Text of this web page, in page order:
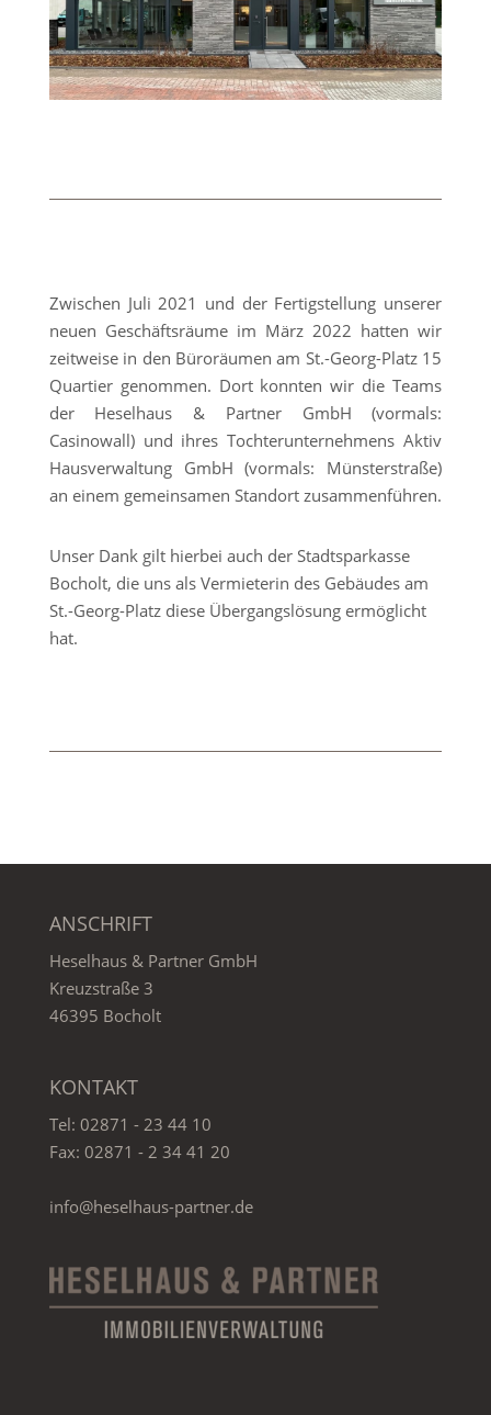
Zwischen Juli 2021 und der Fertigstellung unserer
neuen Geschäftsräume im März 2022 hatten wir
zeitweise in den Büroräumen am St.-Georg-Platz 15
Quartier genommen. Dort konnten wir die Teams
der Heselhaus & Partner GmbH (vormals:
Casinowall) und ihres Tochterunternehmens Aktiv
Hausverwaltung GmbH (vormals: Münsterstraße)
an einem gemeinsamen Standort zusammenführen.
Unser Dank gilt hierbei auch der Stadtsparkasse
Bocholt, die uns als Vermieterin des Gebäudes am
St.-Georg-Platz diese Übergangslösung ermöglicht
hat.
ANSCHRIFT
Heselhaus & Partner GmbH
Kreuzstraße 3
46395 Bocholt
KONTAKT
Tel: 02871 - 23 44 10
Fax: 02871 - 2 34 41 20
info@heselhaus-partner.de